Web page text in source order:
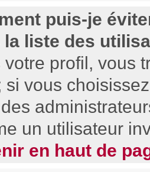
puis-je
la liste des
votre profil, vous
si vous
un utilisateur
en haut de